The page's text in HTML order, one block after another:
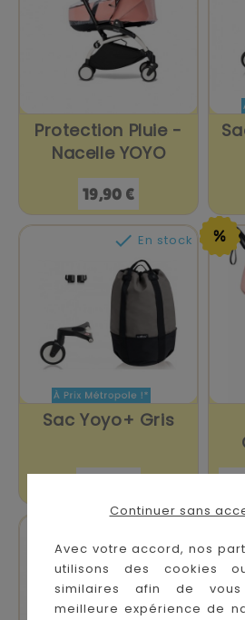
Continuer sans
Avec votre accord, nos
utilisons des cookies
similaires afin de
meilleure expérience de
Protection Pluie -
Nacelle YOYO
Prix
19,90 €
 En stock
Sac Yoyo+ Gris
de